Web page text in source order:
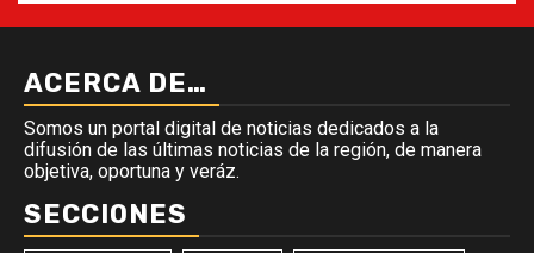
ACERCA DE…
Somos un portal digital de noticias dedicados a la
difusión de las últimas noticias de la región, de manera
objetiva, oportuna y veráz.
SECCIONES